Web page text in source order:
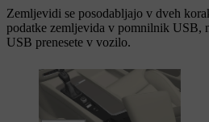
Zemljevidi se posodabljajo v dveh
podatke zemljevida v pomnilnik USB,
USB prenesete v vozilo.